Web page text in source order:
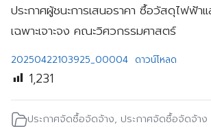
ประกาศผู้ชนะการเสนอราคา ซื้อวัสดุไฟฟ้า
เฉพาะเจาะจง คณะวิศวกรรมศาสตร์
20250422103925_00004 ดาวน์โหลด
1,231
ประกาศจัดซื้อจัดจ้าง, ประกาศจัดซื้อจัดจ้าง